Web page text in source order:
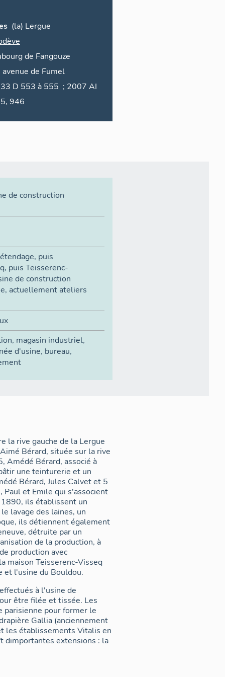
(la) Lergue
de Fangouze
avenue de Fumel
; 2007 AI
946
de construction
puis
puis Teisserenc-
de construction
actuellement ateliers
, magasin industriel,
d'usine, bureau,
la rive gauche de la Lergue
Bérard, située sur la rive
Amédé Bérard, associé à
une teinturerie et un
Bérard, Jules Calvet et 5
et Emile qui s'associent
1890, ils établissent un
lavage des laines, un
ils détiennent également
détruite par un
de la production, à
production avec
maison Teisserenc-Visseq
et l'usine du Bouldou.
à l'usine de
être filée et tissée. Les
parisienne pour former le
Gallia (anciennement
les établissements Vitalis en
dimportantes extensions : la
du site voient le jour au